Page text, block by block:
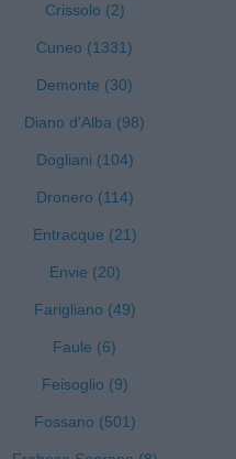
Crissolo (2)
Cuneo (1331)
Demonte (30)
Diano d'Alba (98)
Dogliani (104)
Dronero (114)
Entracque (21)
Envie (20)
Farigliano (49)
Faule (6)
Feisoglio (9)
Fossano (501)